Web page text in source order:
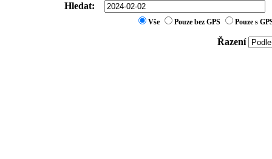
Hledat:
Vše Pouze bez GPS Pouze s
Řazení